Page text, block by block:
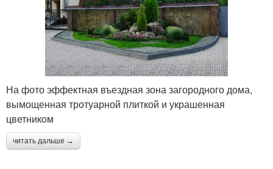
На фото эффектная въездная зона загородного дома,
вымощенная тротуарной плиткой и украшенная
цветником
читать дальше →